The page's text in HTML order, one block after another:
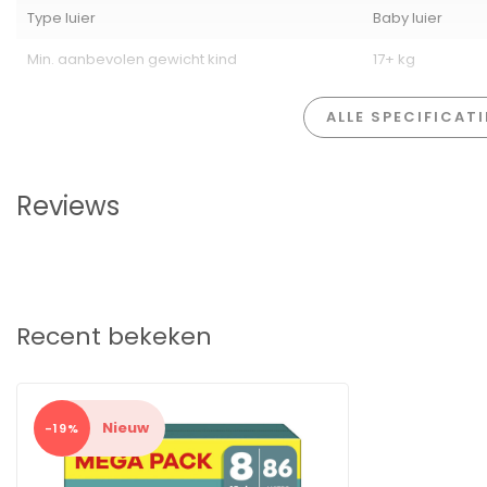
Type luier
Baby luier
Min. aanbevolen gewicht kind
17+ kg
ALLE
Reviews
Recent bekeken
-19% Nieuw